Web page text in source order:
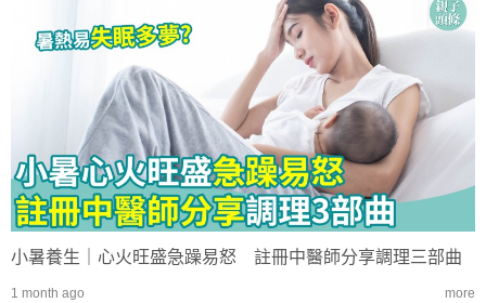
小暑養生｜心火旺盛急躁易怒 註冊中醫師分享調理三部曲
1 month ago more